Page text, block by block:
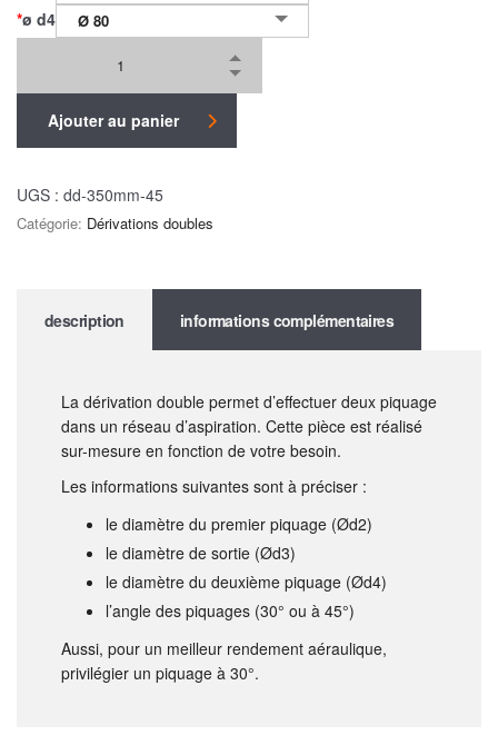
*ø d4 Ø 80
Ajouter au panier
UGS : dd-350mm-45
Catégorie: Dérivations doubles
description informations complémentaires
La dérivation double permet d’effectuer deux piquage
dans un réseau d’aspiration. Cette pièce est réalisé
sur-mesure en fonction de votre besoin.
Les informations suivantes sont à préciser :
le diamètre du premier piquage (Ød2)
le diamètre de sortie (Ød3)
le diamètre du deuxième piquage (Ød4)
l’angle des piquages (30° ou à 45°)
Aussi, pour un meilleur rendement aéraulique,
privilégier un piquage à 30°.